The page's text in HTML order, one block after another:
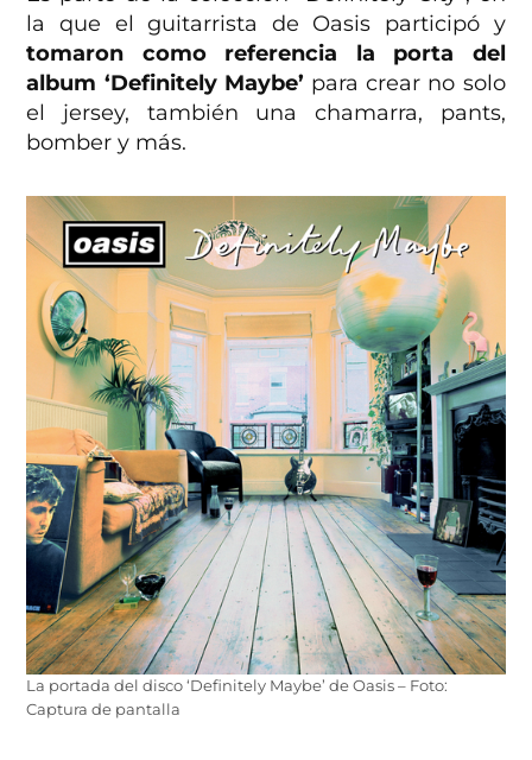
la que el guitarrista de Oasis participó y
tomaron como referencia la porta del
album ‘Definitely Maybe’ para crear no solo
el jersey, también una chamarra, pants,
bomber y más.
La portada del disco ‘Definitely Maybe’ de Oasis – Foto:
Captura de pantalla